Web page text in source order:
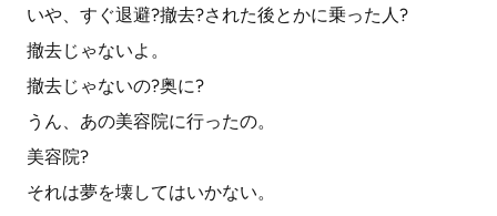
いや、すぐ退避?撤去?された後とかに乗った人?
撤去じゃないよ。
撤去じゃないの?奥に?
うん、あの美容院に行ったの。
美容院?
それは夢を壊してはいかない。